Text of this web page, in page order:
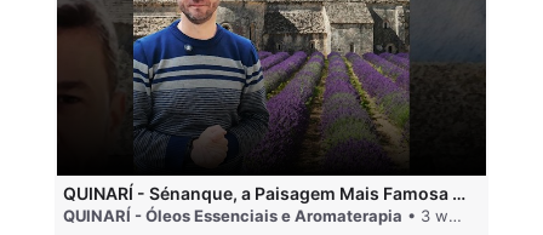
QUINARÍ - Sénanque, a Paisagem Mais Famosa da Aromaterapia
QUINARÍ - Óleos Essenciais e Aromaterapia • 3 weeks ago